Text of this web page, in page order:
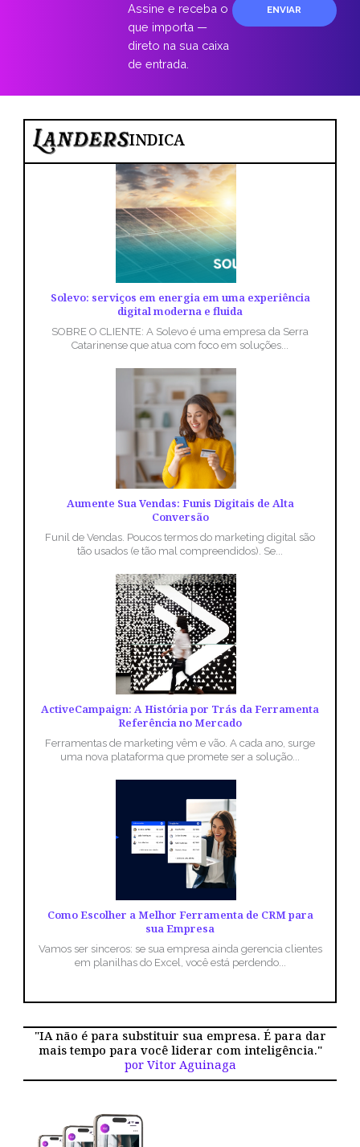
Assine e receba o
que importa —
direto na sua caixa
de entrada.
ENVIAR
INDICA
Solevo: serviços em energia em uma experiência
digital moderna e fluida
SOBRE O CLIENTE: A Solevo é uma empresa da Serra
Catarinense que atua com foco em soluções...
Aumente Sua Vendas: Funis Digitais de Alta
Conversão
Funil de Vendas. Poucos termos do marketing digital são
tão usados (e tão mal compreendidos). Se...
ActiveCampaign: A História por Trás da Ferramenta
Referência no Mercado
Ferramentas de marketing vêm e vão. A cada ano, surge
uma nova plataforma que promete ser a solução...
Como Escolher a Melhor Ferramenta de CRM para
sua Empresa
Vamos ser sinceros: se sua empresa ainda gerencia clientes
em planilhas do Excel, você está perdendo...
"IA não é para substituir sua empresa. É para dar
mais tempo para você liderar com inteligência."
por Vitor Aguinaga